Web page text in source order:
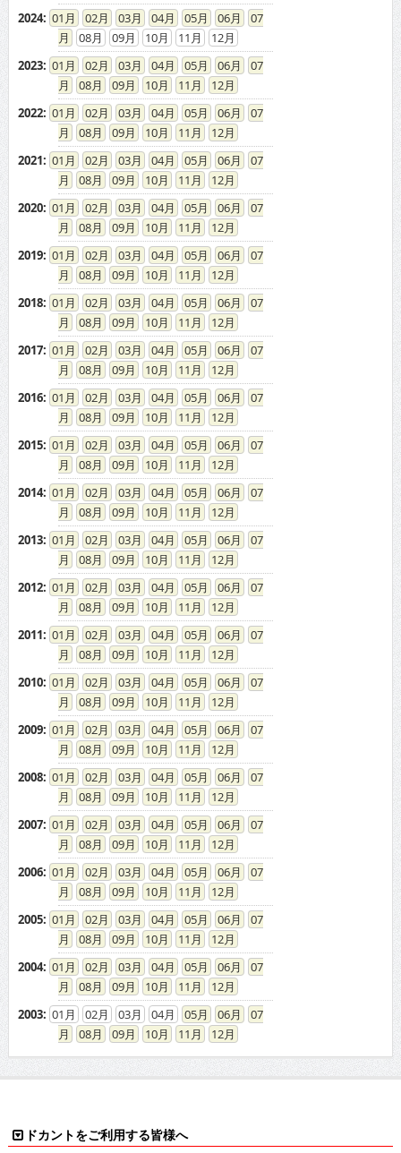
2024: 01 02 03 04 05 06
07
08
09 10 11
12
2023: 01 02 03 04 05 06
07
08
09 10 11
12
2022: 01 02 03 04 05 06
07
08
09 10 11
12
2021: 01 02 03 04 05 06
07
08
09 10 11
12
2020: 01 02 03 04 05 06
07
08
09 10 11
12
2019: 01 02 03 04 05 06
07
08
09 10 11
12
2018: 01 02 03 04 05 06
07
08
09 10 11
12
2017: 01 02 03 04 05 06
07
08
09 10 11
12
2016: 01 02 03 04 05 06
07
08
09 10 11
12
2015: 01 02 03 04 05 06
07
08
09 10 11
12
2014: 01 02 03 04 05 06
07
08
09 10 11
12
2013: 01 02 03 04 05 06
07
08
09 10 11
12
2012: 01 02 03 04 05 06
07
08
09 10 11
12
2011: 01 02 03 04 05 06
07
08
09 10 11
12
2010: 01 02 03 04 05 06
07
08
09 10 11
12
2009: 01 02 03 04 05 06
07
08
09 10 11
12
2008: 01 02 03 04 05 06
07
08
09 10 11
12
2007: 01 02 03 04 05 06
07
08
09 10 11
12
2006: 01 02 03 04 05 06
07
08
09 10 11
12
2005: 01 02 03 04 05 06
07
08
09 10 11
12
2004: 01 02 03 04 05 06
07
08
09 10 11
12
2003: 01 02 03 04 05 06
07
08
09 10 11 12
ドカントをご利用する皆様へ